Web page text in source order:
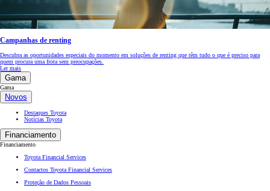
Campanhas de renting
Descubra as oportunidades especiais do momento em soluções de renting que têm tudo o que é preciso para
quem procura uma frota sem preocupações.
Ler mais
Gama
Gama
Novos
Destaques Toyota
Notícias Toyota
Financiamento
Financiamento
Toyota Financial Services
Contactos Toyota Financial Services
Proteção de Dados Pessoais